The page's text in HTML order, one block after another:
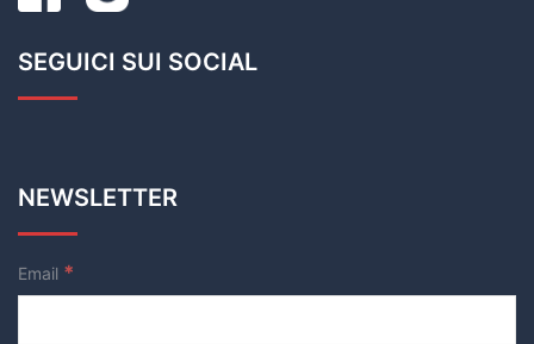
SEGUICI SUI SOCIAL
NEWSLETTER
Email *